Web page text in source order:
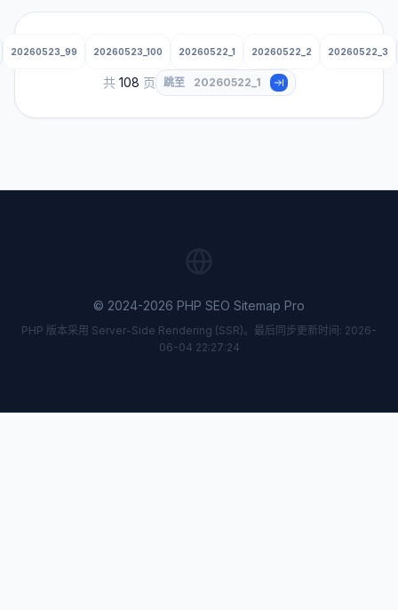
20260523_99 20260523_100 20260522_1 20260522_2 20260522_3
共 108 页 跳至
© 2024-2026 PHP SEO Sitemap Pro
PHP 版本采用 Server-Side Rendering (SSR)。最后同步更新时间: 2026-
06-04 22:27:24